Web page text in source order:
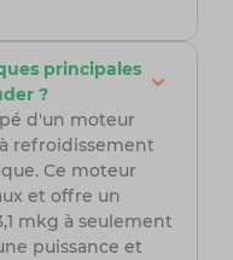
principales
?
d'un moteur
refroidissement
Ce moteur
et offre un
mkg à seulement
puissance et